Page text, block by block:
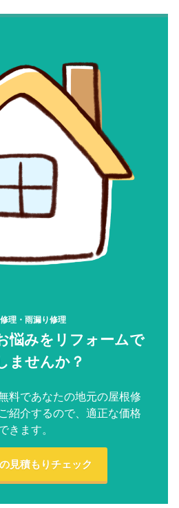
理・雨漏り修理
悩みをリフォームで
ませんか？
料であなたの地元の屋根修
紹介するので、適正な価格
きます。
見積もりチェック